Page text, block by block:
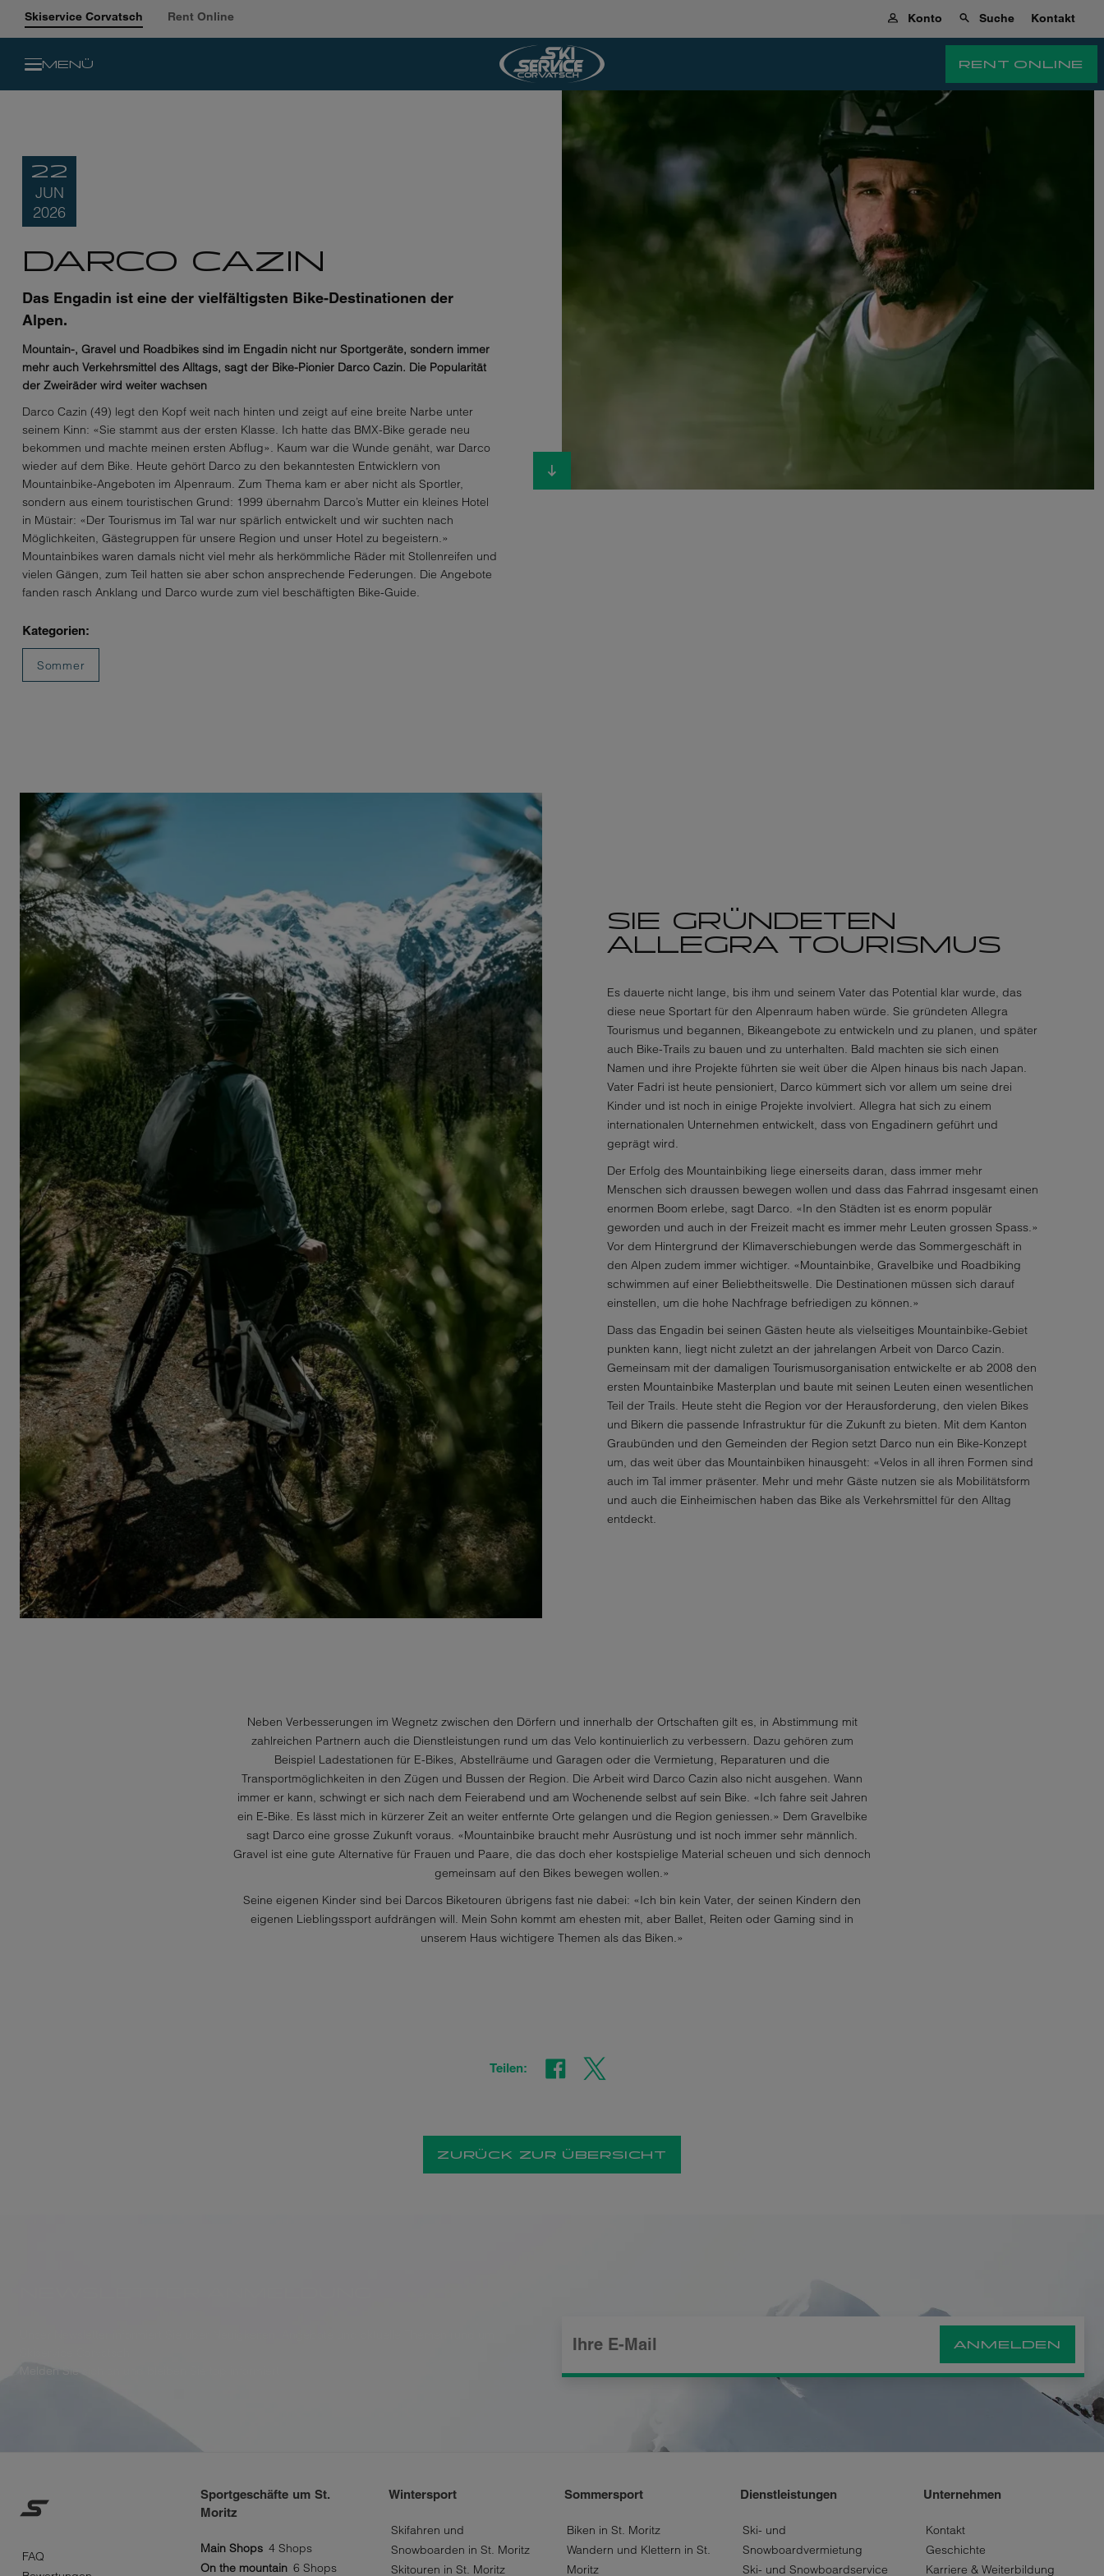
Skiservice Corvatsch Rent Online Konto Suche Kontakt
MENÜ RENT ONLINE
22
JUN
2026
DARCO CAZIN
Das Engadin ist eine der vielfältigsten Bike-Destinationen der
Alpen.
Mountain-, Gravel und Roadbikes sind im Engadin nicht nur Sportgeräte, sondern immer
mehr auch Verkehrsmittel des Alltags, sagt der Bike-Pionier Darco Cazin. Die Popularität
der Zweiräder wird weiter wachsen
Darco Cazin (49) legt den Kopf weit nach hinten und zeigt auf eine breite Narbe unter
seinem Kinn: «Sie stammt aus der ersten Klasse. Ich hatte das BMX-Bike gerade neu
bekommen und machte meinen ersten Abflug». Kaum war die Wunde genäht, war Darco
wieder auf dem Bike. Heute gehört Darco zu den bekanntesten Entwicklern von
Mountainbike-Angeboten im Alpenraum. Zum Thema kam er aber nicht als Sportler,
sondern aus einem touristischen Grund: 1999 übernahm Darco’s Mutter ein kleines Hotel
in Müstair: «Der Tourismus im Tal war nur spärlich entwickelt und wir suchten nach
Möglichkeiten, Gästegruppen für unsere Region und unser Hotel zu begeistern.»
Mountainbikes waren damals nicht viel mehr als herkömmliche Räder mit Stollenreifen und
vielen Gängen, zum Teil hatten sie aber schon ansprechende Federungen. Die Angebote
fanden rasch Anklang und Darco wurde zum viel beschäftigten Bike-Guide.
Kategorien:
Sommer
SIE GRÜNDETEN
ALLEGRA TOURISMUS
Es dauerte nicht lange, bis ihm und seinem Vater das Potential klar wurde, das
diese neue Sportart für den Alpenraum haben würde. Sie gründeten Allegra
Tourismus und begannen, Bikeangebote zu entwickeln und zu planen, und später
auch Bike-Trails zu bauen und zu unterhalten. Bald machten sie sich einen
Namen und ihre Projekte führten sie weit über die Alpen hinaus bis nach Japan.
Vater Fadri ist heute pensioniert, Darco kümmert sich vor allem um seine drei
Kinder und ist noch in einige Projekte involviert. Allegra hat sich zu einem
internationalen Unternehmen entwickelt, dass von Engadinern geführt und
geprägt wird.
Der Erfolg des Mountainbiking liege einerseits daran, dass immer mehr
Menschen sich draussen bewegen wollen und dass das Fahrrad insgesamt einen
enormen Boom erlebe, sagt Darco. «In den Städten ist es enorm populär
geworden und auch in der Freizeit macht es immer mehr Leuten grossen Spass.»
Vor dem Hintergrund der Klimaverschiebungen werde das Sommergeschäft in
den Alpen zudem immer wichtiger. «Mountainbike, Gravelbike und Roadbiking
schwimmen auf einer Beliebtheitswelle. Die Destinationen müssen sich darauf
einstellen, um die hohe Nachfrage befriedigen zu können.»
Dass das Engadin bei seinen Gästen heute als vielseitiges Mountainbike-Gebiet
punkten kann, liegt nicht zuletzt an der jahrelangen Arbeit von Darco Cazin.
Gemeinsam mit der damaligen Tourismusorganisation entwickelte er ab 2008 den
ersten Mountainbike Masterplan und baute mit seinen Leuten einen wesentlichen
Teil der Trails. Heute steht die Region vor der Herausforderung, den vielen Bikes
und Bikern die passende Infrastruktur für die Zukunft zu bieten. Mit dem Kanton
Graubünden und den Gemeinden der Region setzt Darco nun ein Bike-Konzept
um, das weit über das Mountainbiken hinausgeht: «Velos in all ihren Formen sind
auch im Tal immer präsenter. Mehr und mehr Gäste nutzen sie als Mobilitätsform
und auch die Einheimischen haben das Bike als Verkehrsmittel für den Alltag
entdeckt.
Neben Verbesserungen im Wegnetz zwischen den Dörfern und innerhalb der Ortschaften gilt es, in Abstimmung mit
zahlreichen Partnern auch die Dienstleistungen rund um das Velo kontinuierlich zu verbessern. Dazu gehören zum
Beispiel Ladestationen für E-Bikes, Abstellräume und Garagen oder die Vermietung, Reparaturen und die
Transportmöglichkeiten in den Zügen und Bussen der Region. Die Arbeit wird Darco Cazin also nicht ausgehen. Wann
immer er kann, schwingt er sich nach dem Feierabend und am Wochenende selbst auf sein Bike. «Ich fahre seit Jahren
ein E-Bike. Es lässt mich in kürzerer Zeit an weiter entfernte Orte gelangen und die Region geniessen.» Dem Gravelbike
sagt Darco eine grosse Zukunft voraus. «Mountainbike braucht mehr Ausrüstung und ist noch immer sehr männlich.
Gravel ist eine gute Alternative für Frauen und Paare, die das doch eher kostspielige Material scheuen und sich dennoch
gemeinsam auf den Bikes bewegen wollen.»
Seine eigenen Kinder sind bei Darcos Biketouren übrigens fast nie dabei: «Ich bin kein Vater, der seinen Kindern den
eigenen Lieblingssport aufdrängen will. Mein Sohn kommt am ehesten mit, aber Ballet, Reiten oder Gaming sind in
unserem Haus wichtigere Themen als das Biken.»
Teilen:
ZURÜCK ZUR ÜBERSICHT
ANMELDEN
Über
FAQ
Sportgeschäfte um St.
Moritz
Main Shops 4 Shops
On the mountain 6 Shops
Wintersport
Skifahren und
Snowboarden in St. Moritz
Skitouren in St. Moritz
Sommersport
Biken in St. Moritz
Wandern und Klettern in St.
Moritz
Dienstleistungen
Ski- und
Snowboardvermietung
Ski- und Snowboardservice
Unternehmen
Kontakt
Geschichte
Karriere & Weiterbildung